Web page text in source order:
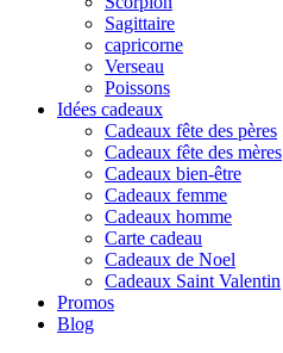
Sagittaire
capricorne
Verseau
Poissons
Idées cadeaux
Cadeaux fête des pères
Cadeaux fête des mères
Cadeaux bien-être
Cadeaux femme
Cadeaux homme
Carte cadeau
Cadeaux de Noel
Cadeaux Saint Valentin
Promos
Blog